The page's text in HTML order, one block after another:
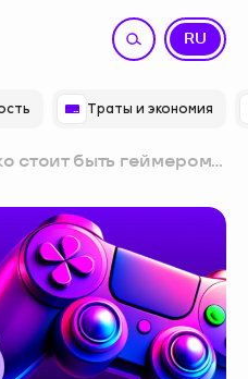
Траты и экономия
RU
UZ
стоит быть геймером в